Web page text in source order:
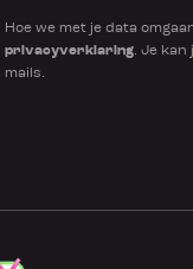
Hoe we met je data
privacyverklaring. Je kan
mails.